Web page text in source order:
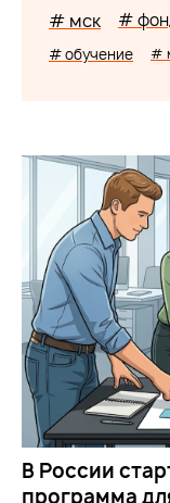
# мск #
# обучение #
В России
программа